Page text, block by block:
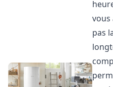
vous
pas